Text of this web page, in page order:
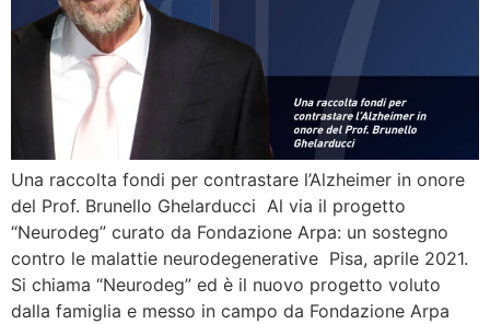
Una raccolta fondi per contrastare l’Alzheimer in onore
del Prof. Brunello Ghelarducci Al via il progetto
“Neurodeg” curato da Fondazione Arpa: un sostegno
contro le malattie neurodegenerative Pisa, aprile 2021.
Si chiama “Neurodeg” ed è il nuovo progetto voluto
dalla famiglia e messo in campo da Fondazione Arpa